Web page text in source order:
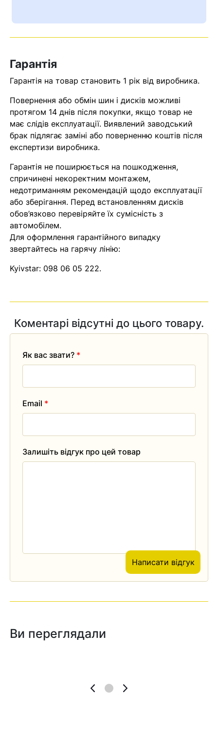
Помилка:
Оператор зв’яжеться з вами
найближчим часом
Гарантія
Гарантія на товар становить 1 рік від виробника.
Повернення або обмін шин і дисків можливі
протягом 14 днів після покупки, якщо товар не
має слідів експлуатації. Виявлений заводський
брак підлягає заміні або поверненню коштів після
експертизи виробника.
Гарантія не поширюється на пошкодження,
спричинені некоректним монтажем,
недотриманням рекомендацій щодо експлуатації
або зберігання. Перед встановленням дисків
обов’язково перевіряйте їх сумісність з
автомобілем.
Для оформлення гарантійного випадку
звертайтесь на гарячу лінію:
Kyivstar: 098 06 05 222.
Коментарі відсутні до цього товару.
Залишіть відгук про цей товар
Як вас звати? *
Email *
Написати відгук
Ви переглядали